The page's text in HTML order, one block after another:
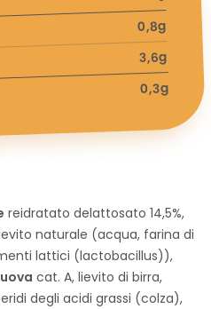
0,8g
3,6g
0,3g
reidratato delattosato 14,5%,
naturale (acqua, farina di
lattici (lactobacillus)),
uova cat. A, lievito di birra,
degli acidi grassi (colza),